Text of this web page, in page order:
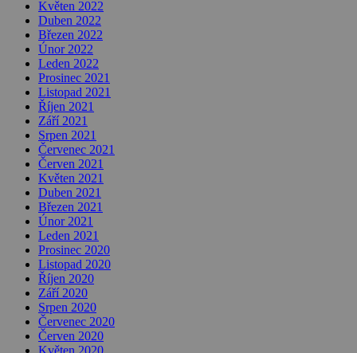
Květen 2022
Duben 2022
Březen 2022
Únor 2022
Leden 2022
Prosinec 2021
Listopad 2021
Říjen 2021
Září 2021
Srpen 2021
Červenec 2021
Červen 2021
Květen 2021
Duben 2021
Březen 2021
Únor 2021
Leden 2021
Prosinec 2020
Listopad 2020
Říjen 2020
Září 2020
Srpen 2020
Červenec 2020
Červen 2020